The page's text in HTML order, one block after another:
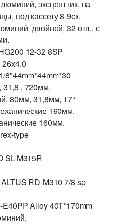
эксценттик, на
под кассету 8-9ск.
двойной, 32 отв., с
12-32 8SP
8″44mm*44mm*30
31,8 , 720мм.
80мм, 31,8мм, 17°
160мм.
160мм.
type
SL-M315R
RD-M310 7/8 sp
Alloy 40T*170mm